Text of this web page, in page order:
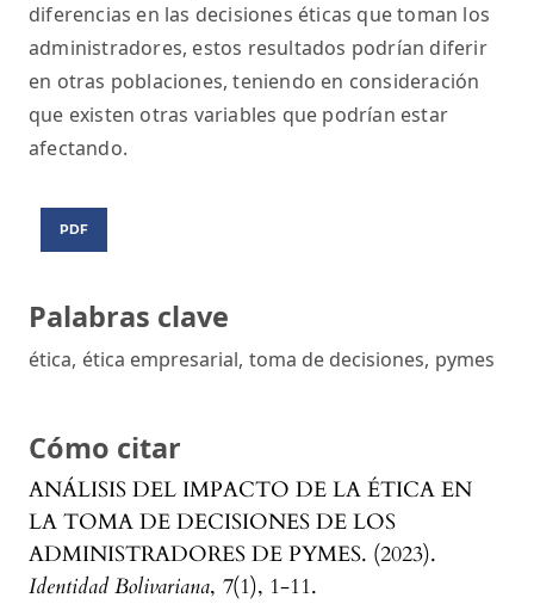
Palabras clave
ética, ética empresarial, toma de decisiones, pymes
Cómo citar
ANÁLISIS DEL IMPACTO DE LA ÉTICA EN
LA TOMA DE DECISIONES DE LOS
ADMINISTRADORES DE PYMES. (2023).
Identidad Bolivariana, 7(1), 1-11.
diferencias en las decisiones éticas que toman los
administradores, estos resultados podrían diferir
en otras poblaciones, teniendo en consideración
que existen otras variables que podrían estar
afectando.
PDF